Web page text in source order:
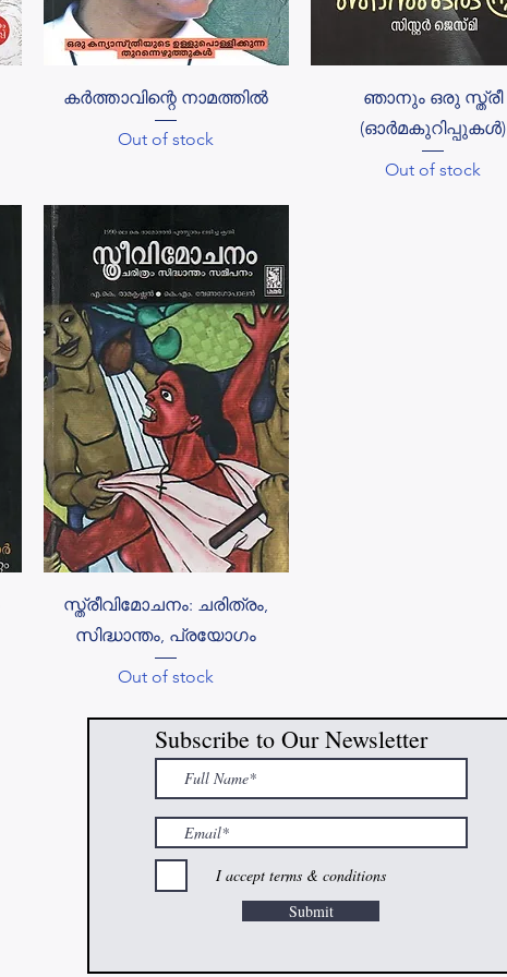
Quick View
കർത്താവിന്റെ നാമത്തിൽ
Out of stock
Quick View
ഞാനും ഒരു സ്ത്രീ
(ഓർമകുറിപ്പുകൾ)
Out of stock
Quick View
സ്ത്രീവിമോചനം: ചരിത്രം,
സിദ്ധാന്തം, പ്രയോഗം
Out of stock
Subscribe to Our Newsletter
I accept terms & conditions
Submit